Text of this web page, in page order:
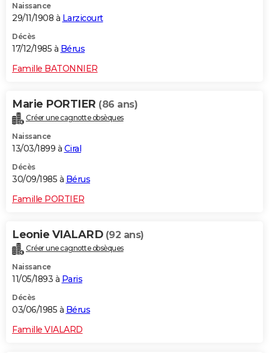
Naissance
29/11/1908 à Larzicourt
Décès
17/12/1985 à Bérus
Famille BATONNIER
Marie PORTIER (86 ans)
Créer une cagnotte obsèques
Naissance
13/03/1899 à Ciral
Décès
30/09/1985 à Bérus
Famille PORTIER
Leonie VIALARD (92 ans)
Créer une cagnotte obsèques
Naissance
11/05/1893 à Paris
Décès
03/06/1985 à Bérus
Famille VIALARD